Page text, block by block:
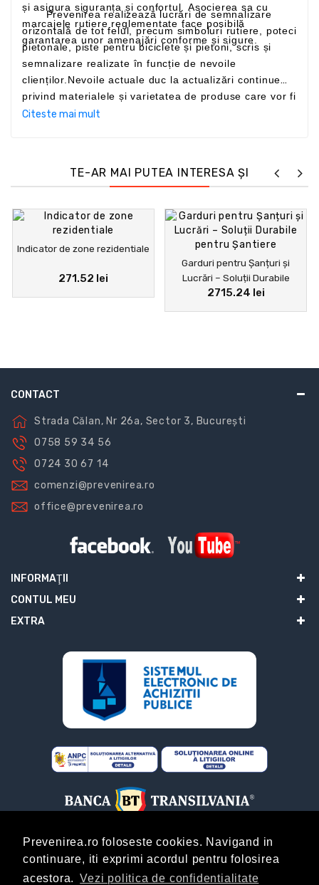
Prevenirea.ro foloseste cookies. Navigand in
continuare, iti exprimi acordul pentru folosirea
acestora.
Vezi politica de confidentialitate
și asigura siguranța și confortul. Asocierea sa cu
marcajele rutiere reglementate face posibilă
garantarea unor amenajări conforme și sigure.
Prevenirea realizează lucrări de semnalizare
orizontală de tot felul, precum simboluri rutiere, poteci
pietonale, piste pentru biciclete și pietoni, scris și
semnalizare realizate în funcție de nevoile
clienților.Nevoile actuale duc la actualizări continue
privind materialele și varietatea de produse care vor fi
utilizate pentru a crea noi tipuri de intervenții potrivite
instalarea unui portal de autostradă, echipele noastre
pentru toate tipurile de lucrări. Ca parte a certificării
noastre ISO 9001, serviciile noastre de instalare de
semnalizare verticală sunt guvernate de proceduri de
tehnicii și în conformitate cu cerințele de
Citeste mai mult
TE-AR MAI PUTEA INTERESA ȘI
Indicator de zone rezidentiale
271.52 lei
Garduri pentru Șanțuri și
Lucrări – Soluții Durabile
pentru Șantiere
2715.24 lei
CONTACT
Strada Călan, Nr 26a, Sector 3, București
0758 59 34 56
0724 30 67 14
comenzi@prevenirea.ro
office@prevenirea.ro
INFORMAŢII
CONTUL MEU
EXTRA
ABONARE